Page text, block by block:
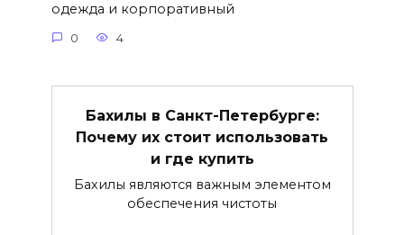
одежда и корпоративный
0 4
Бахилы в Санкт-Петербурге:
Почему их стоит использовать
и где купить
Бахилы являются важным элементом
обеспечения чистоты